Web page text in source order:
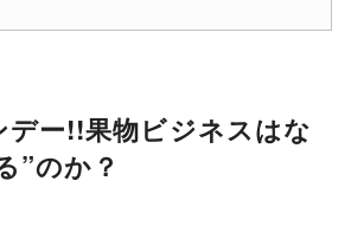
ー!!果物ビジネスはな
”のか？